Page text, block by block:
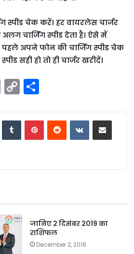
स्पीड चेक करें। हर वायरलेस चार्जर
चार्जिंग स्पीड देता है। ऐसे में
अपने फोन की चार्जिंग स्पीड चेक
सही हो तो ही चार्जर खरीदें।
E
ai
l
C
p
y
n
ar
e
TumblrPinterestReddit VKontakteShare via Email
जानिए 2 दिसंबर 2019 का
राशिफल
December 2, 2019